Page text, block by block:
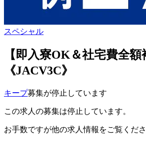
スペシャル
【即入寮OK＆社宅費全
《JACV3C》
キープ募集が停止しています
この求人の募集は停止しています。
お手数ですが他の求人情報をご覧くださ